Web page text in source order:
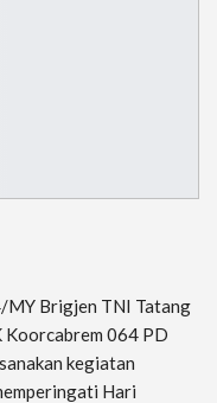
MY Brigjen TNI Tatang
Koorcabrem 064 PD
kegiatan
Hari